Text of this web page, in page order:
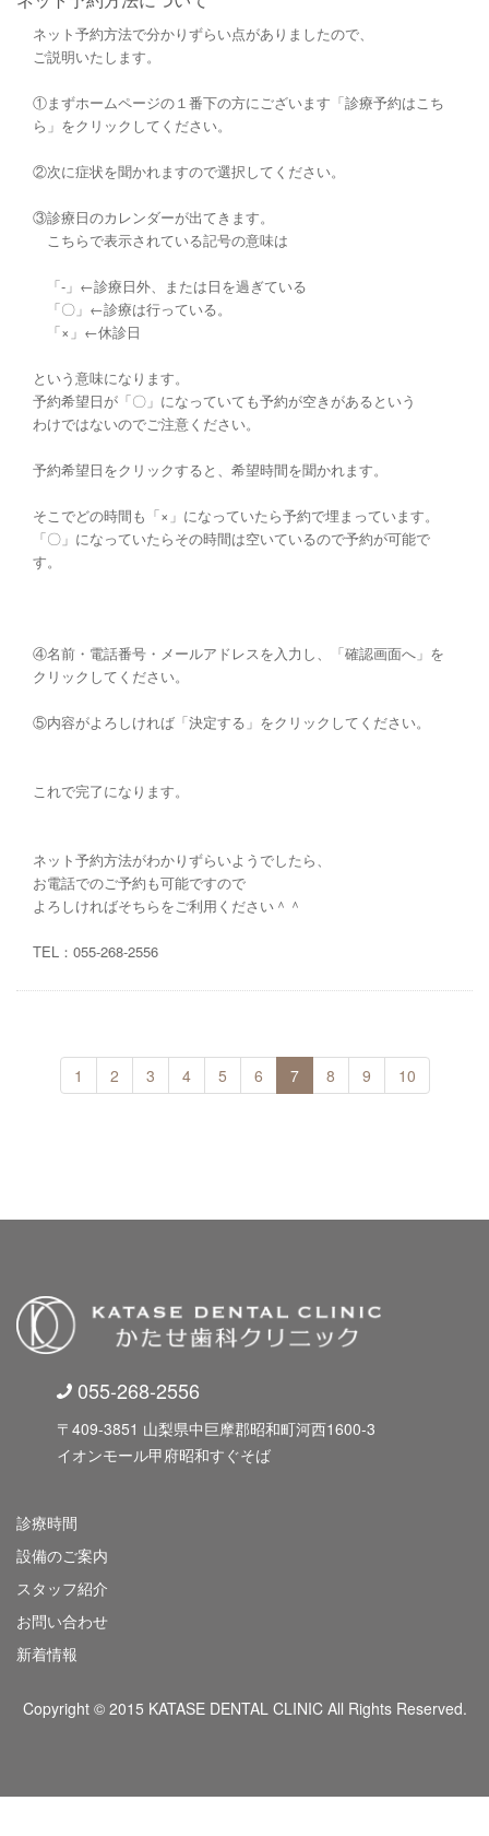
ネット予約方法で分かりずらい点がありましたので、
ご説明いたします。
①まずホームページの１番下の方にございます「診療予約はこち
ら」をクリックしてください。
②次に症状を聞かれますので選択してください。
③診療日のカレンダーが出てきます。
こちらで表示されている記号の意味は
「‐」←診療日外、または日を過ぎている
「〇」←診療は行っている。
「×」←休診日
という意味になります。
予約希望日が「〇」になっていても予約が空きがあるという
わけではないのでご注意ください。
予約希望日をクリックすると、希望時間を聞かれます。
そこでどの時間も「×」になっていたら予約で埋まっています。
「〇」になっていたらその時間は空いているので予約が可能で
す。
④名前・電話番号・メールアドレスを入力し、「確認画面へ」を
クリックしてください。
⑤内容がよろしければ「決定する」をクリックしてください。
これで完了になります。
ネット予約方法がわかりずらいようでしたら、
お電話でのご予約も可能ですので
よろしければそちらをご利用ください＾＾
TEL：055-268-2556
1 2 3 4 5 6 7 8 9 10
055-268-2556
〒409-3851 山梨県中巨摩郡昭和町河西1600-3
イオンモール甲府昭和すぐそば
診療時間
設備のご案内
スタッフ紹介
お問い合わせ
新着情報
Copyright © 2015 KATASE DENTAL CLINIC All Rights Reserved.